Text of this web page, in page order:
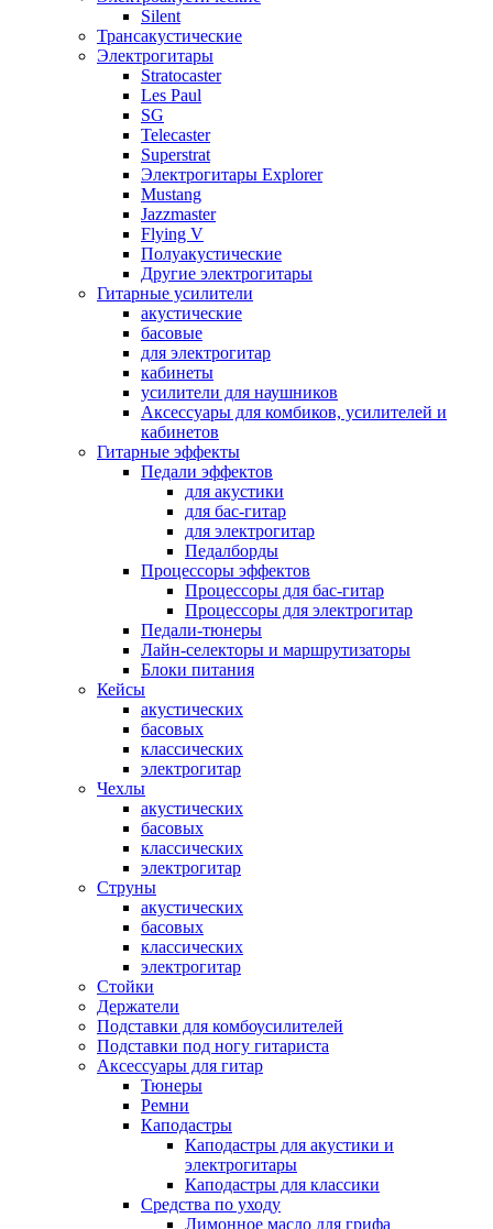
Silent
Трансакустические
Электрогитары
Stratocaster
Les Paul
SG
Telecaster
Superstrat
Электрогитары Explorer
Mustang
Jazzmaster
Flying V
Полуакустические
Другие электрогитары
Гитарные усилители
акустические
басовые
для электрогитар
кабинеты
усилители для наушников
Аксессуары для комбиков, усилителей и
кабинетов
Гитарные эффекты
Педали эффектов
для акустики
для бас-гитар
для электрогитар
Педалборды
Процессоры эффектов
Процессоры для бас-гитар
Процессоры для электрогитар
Педали-тюнеры
Лайн-селекторы и маршрутизаторы
Блоки питания
Кейсы
акустических
басовых
классических
электрогитар
Чехлы
акустических
басовых
классических
электрогитар
Струны
акустических
басовых
классических
электрогитар
Стойки
Держатели
Подставки для комбоусилителей
Подставки под ногу гитариста
Аксессуары для гитар
Тюнеры
Ремни
Каподастры
Каподастры для акустики и
электрогитары
Каподастры для классики
Средства по уходу
Лимонное масло для грифа